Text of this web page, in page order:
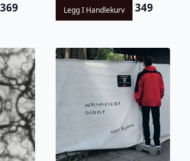
369 Legg I Handlekurv 349